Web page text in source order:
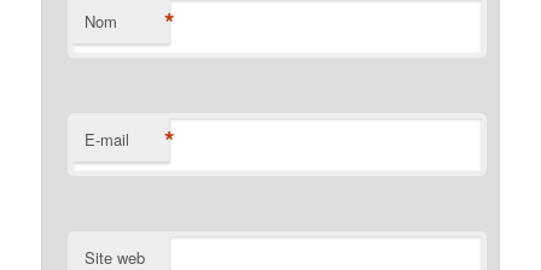
Nom *
E-mail *
Site web